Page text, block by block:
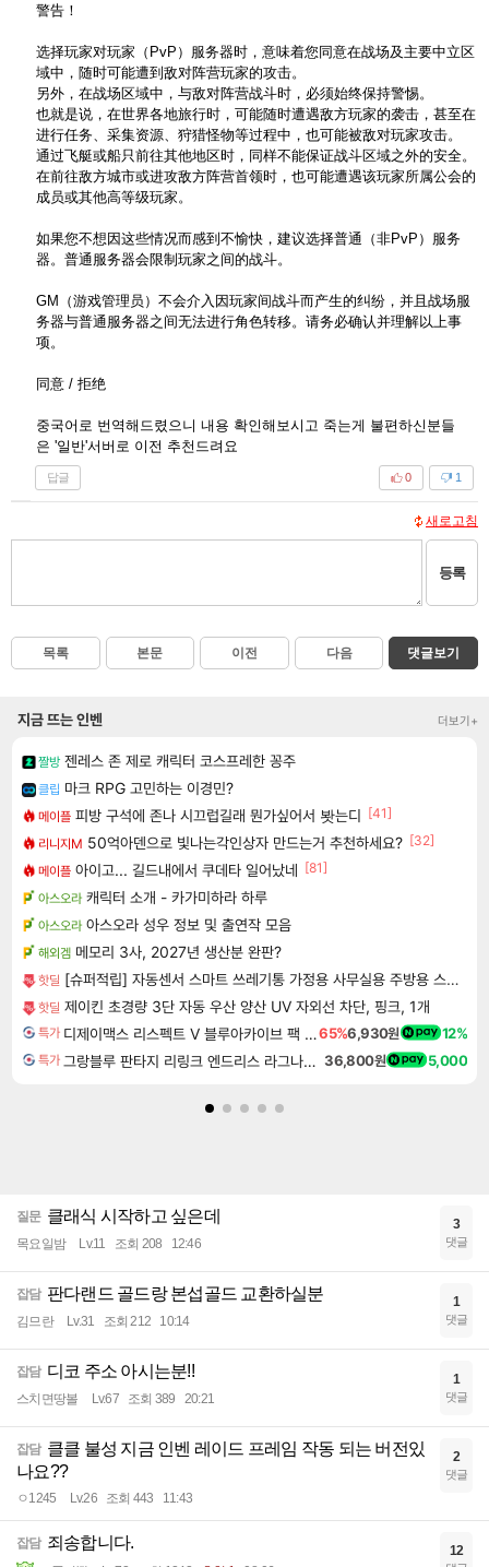
警告！
选择玩家对玩家（PvP）服务器时，意味着您同意在战场及主要中立区
域中，随时可能遭到敌对阵营玩家的攻击。
另外，在战场区域中，与敌对阵营战斗时，必须始终保持警惕。
也就是说，在世界各地旅行时，可能随时遭遇敌方玩家的袭击，甚至在
进行任务、采集资源、狩猎怪物等过程中，也可能被敌对玩家攻击。
通过飞艇或船只前往其他地区时，同样不能保证战斗区域之外的安全。
在前往敌方城市或进攻敌方阵营首领时，也可能遭遇该玩家所属公会的
成员或其他高等级玩家。
如果您不想因这些情况而感到不愉快，建议选择普通（非PvP）服务
器。普通服务器会限制玩家之间的战斗。
GM（游戏管理员）不会介入因玩家间战斗而产生的纠纷，并且战场服
务器与普通服务器之间无法进行角色转移。请务必确认并理解以上事
项。
同意 / 拒绝
중국어로 번역해드렸으니 내용 확인해보시고 죽는게 불편하신분들
은 '일반'서버로 이전 추천드려요
답글 1
0
새로고침
등록
목록 본문 이전 다음 댓글보기
지금 뜨는 인벤 더보기+
짤방 젠레스 존 제로 캐릭터 코스프레한 꽁주
클립 마크 RPG 고민하는 이경민?
메이플 피방 구석에 존나 시끄럽길래 뭔가싶어서 봣는디 [41]
리니지M 50억아덴으로 빛나는각인상자 만드는거 추천하세요? [32]
메이플 아이고... 길드내에서 쿠데타 일어났네 [81]
아스오라 캐릭터 소개 - 카가미하라 하루
아스오라 아스오라 성우 정보 및 출연작 모음
해외겜 메모리 3사, 2027년 생산분 완판?
핫딜 [슈퍼적립] 자동센서 스마트 쓰레기통 가정용 사무실용 주방용 스테인리스 휴지통 일반형 20L 화이트
핫딜 제이킨 초경량 3단 자동 우산 양산 UV 자외선 차단, 핑크, 1개
특가 디제이맥스 리스펙트 V 블루아카이브 팩 DJMAX RESPECT V Blue Archive Pack DLC65%6,930원 12%
특가 그랑블루 판타지 리링크 엔드리스 라그나로크 업그레이드 킷 Granblue Fantasy Relink Endless Ragnarok Upgrade Kit DLC 36,800원 5,000
질문 클래식 시작하고 싶은데
목요일밤 Lv.11 조회 208 12:46
3
댓글
잡담 판다랜드 골드랑 본섭골드 교환하실분
김므란 Lv.31 조회 212 10:14
1
댓글
잡담 디코 주소 아시는분!!
스치면땅볼 Lv.67 조회 389 20:21
1
댓글
잡담 클클 불성 지금 인벤 레이드 프레임 작동 되는 버전있
나요??
ㅇ1245 Lv.26 조회 443 11:43
2
댓글
잡담 죄송합니다. 12